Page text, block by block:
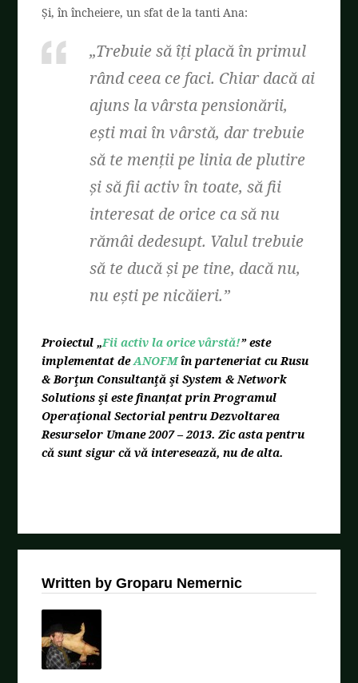
Și, în încheiere, un sfat de la tanti Ana:
„Trebuie să îți placă în primul
rând ceea ce faci. Chiar dacă ai
ajuns la vârsta pensionării,
ești mai în vârstă, dar trebuie
să te menții pe linia de plutire
și să fii activ în toate, să fii
interesat de orice ca să nu
rămâi dedesupt. Valul trebuie
să te ducă și pe tine, dacă nu,
nu ești pe nicăieri.”
Proiectul „Fii activ la orice vârstă!” este
implementat deANOFMîn parteneriat cu Rusu
& Borţun Consultanţă şi System & Network
Solutions şi este finanțat prin Programul
Operaţional Sectorial pentru Dezvoltarea
Resurselor Umane 2007 – 2013. Zic asta pentru
că sunt sigur că vă interesează, nu de alta.
Written by Groparu Nemernic